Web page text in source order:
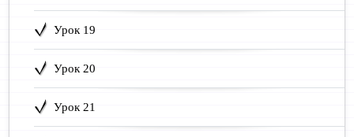
Урок 19
Урок 20
Урок 21